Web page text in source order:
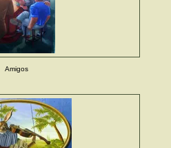
Amigos